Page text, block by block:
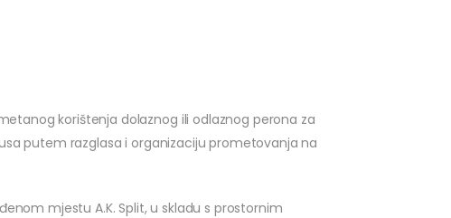
korištenja dolaznog ili odlaznog perona za
putem razglasa i organizaciju prometovanja na
mjestu A.K. Split, u skladu s prostornim